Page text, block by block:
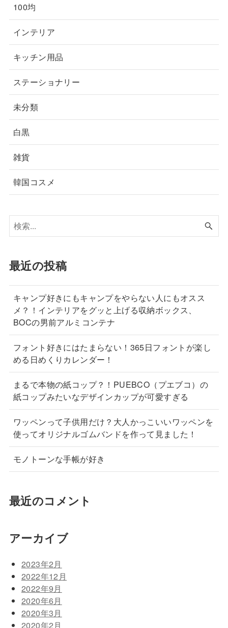
100均
インテリア
キッチン用品
ステーショナリー
未分類
白黒
雑貨
韓国コスメ
最近の投稿
キャンプ好きにもキャンプをやらない人にもオスス
メ？！インテリアをグッと上げる収納ボックス、
BOCの男前アルミコンテナ
フォント好きにはたまらない！365日フォントが楽し
める日めくりカレンダー！
まるで本物の紙コップ？！PUEBCO（プエブコ）の
紙コップみたいなデザインカップが可愛すぎる
ワッペンって子供用だけ？大人かっこいいワッペンを
使ってオリジナルゴムバンドを作って見ました！
モノトーンな手帳が好き
最近のコメント
アーカイブ
2023年2月
2022年12月
2022年9月
2020年6月
2020年3月
2020年2月